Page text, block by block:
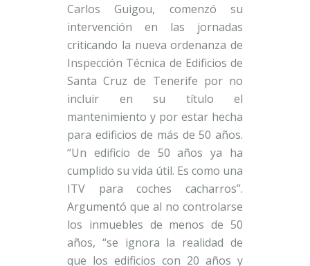
Carlos Guigou, comenzó su
intervención en las jornadas
criticando la nueva ordenanza de
Inspección Técnica de Edificios de
Santa Cruz de Tenerife por no
incluir en su título el
mantenimiento y por estar hecha
para edificios de más de 50 años.
“Un edificio de 50 años ya ha
cumplido su vida útil. Es como una
ITV para coches cacharros”.
Argumentó que al no controlarse
los inmuebles de menos de 50
años, “se ignora la realidad de
que los edificios con 20 años y